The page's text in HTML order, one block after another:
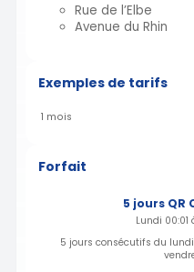
Rue de l’Elbe
Avenue du Rhin
Exemples de tarifs
1 mois
Forfait
5 jours QR
Lundi 00:01
5 jours consécutifs du